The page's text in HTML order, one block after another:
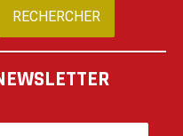
RECHERCHER